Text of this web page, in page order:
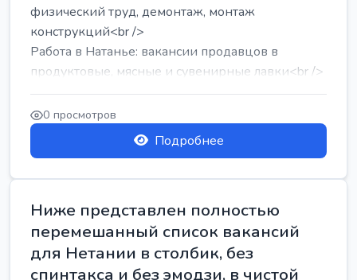
физический труд, демонтаж, монтаж
конструкций<br />
Работа в Натанье: вакансии продавцов в
продуктовые, мясные и сувенирные лавки<br />
Разнорабочий на сборку м...
0 просмотров
Подробнее
Ниже представлен полностью
перемешанный список вакансий
для Нетании в столбик, без
спинтакса и без эмодзи, в чистой